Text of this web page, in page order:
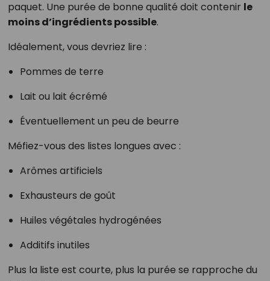
paquet. Une purée de bonne qualité doit contenir le
moins d’ingrédients possible.
Idéalement, vous devriez lire :
Pommes de terre
Lait ou lait écrémé
Éventuellement un peu de beurre
Méfiez-vous des listes longues avec :
Arômes artificiels
Exhausteurs de goût
Huiles végétales hydrogénées
Additifs inutiles
Plus la liste est courte, plus la purée se rapproche du